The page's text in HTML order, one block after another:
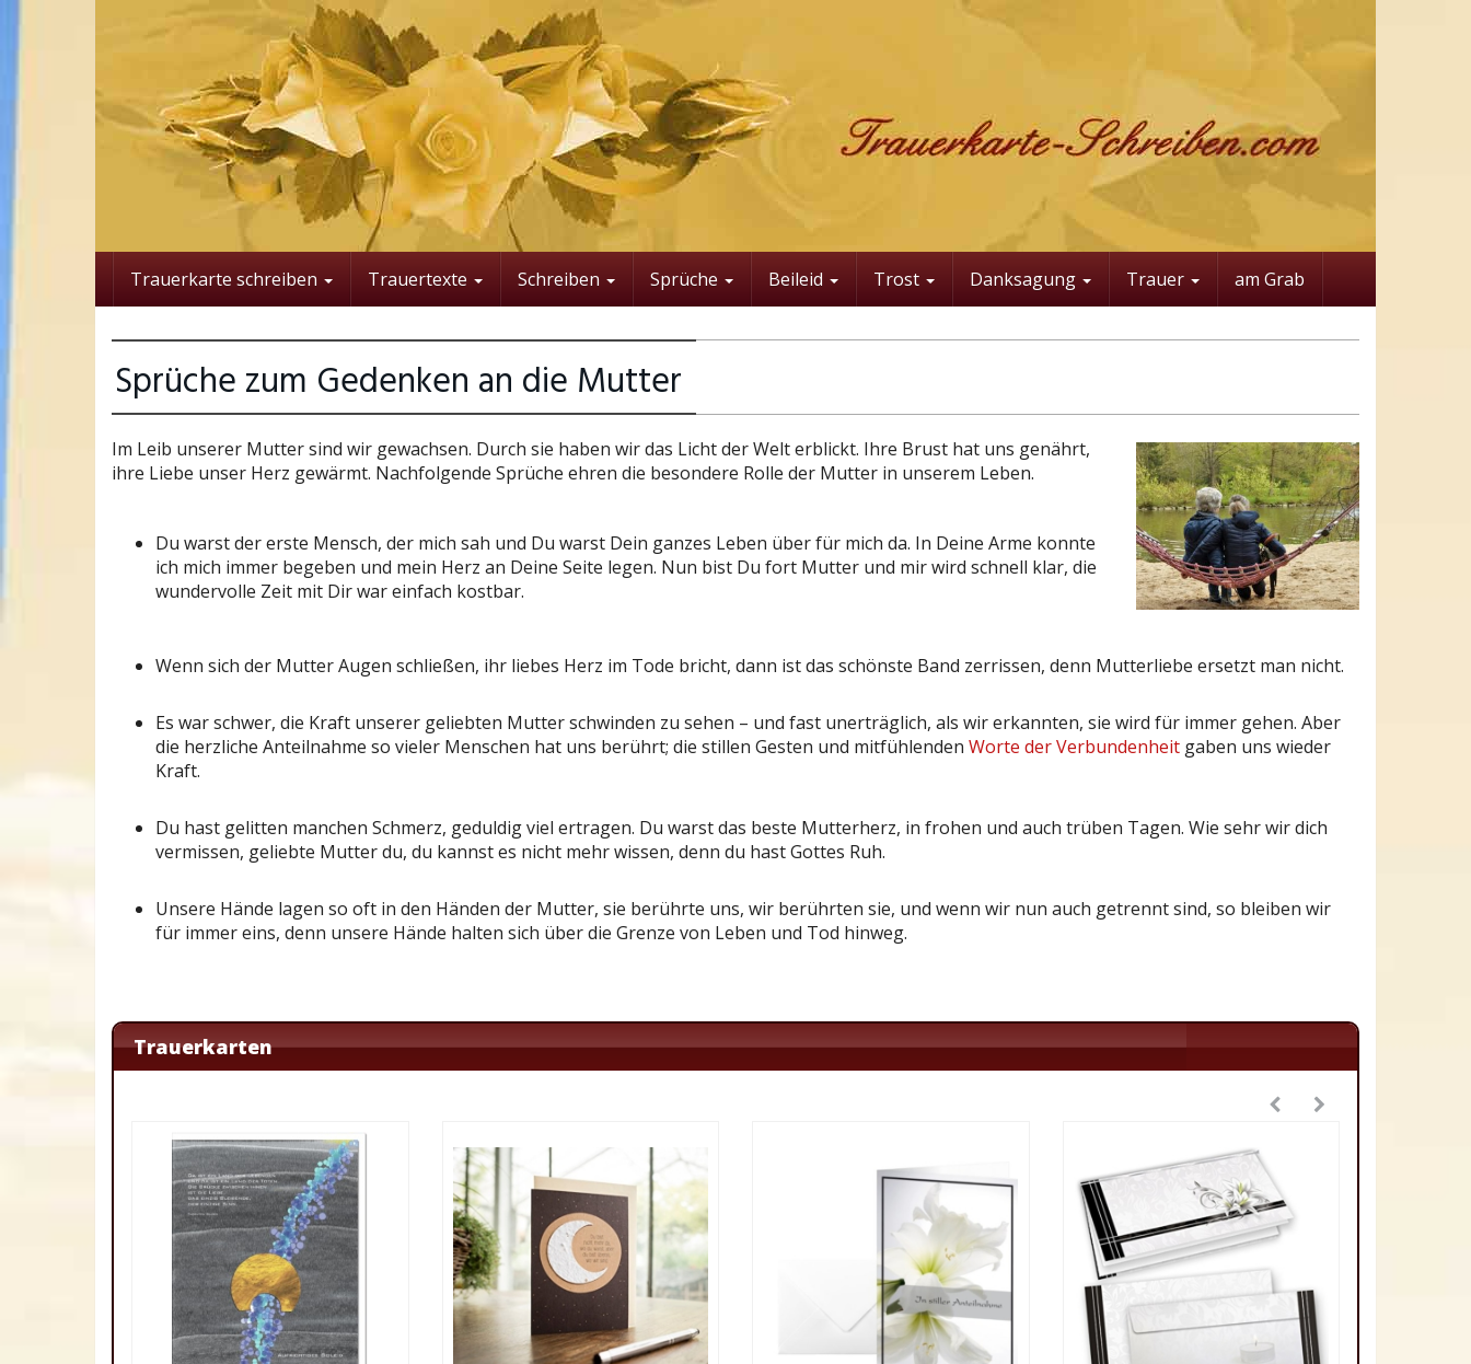
Trauerkarte schreiben Trauertexte Schreiben Sprüche Beileid Trost Danksagung Trauer am Grab
Sprüche zum Gedenken an die Mutter
Im Leib unserer Mutter sind wir gewachsen. Durch sie haben wir das Licht der Welt erblickt. Ihre Brust hat uns genährt,
ihre Liebe unser Herz gewärmt. Nachfolgende Sprüche ehren die besondere Rolle der Mutter in unserem Leben.
Du warst der erste Mensch, der mich sah und Du warst Dein ganzes Leben über für mich da. In Deine Arme konnte
ich mich immer begeben und mein Herz an Deine Seite legen. Nun bist Du fort Mutter und mir wird schnell klar, die
wundervolle Zeit mit Dir war einfach kostbar.
Wenn sich der Mutter Augen schließen, ihr liebes Herz im Tode bricht, dann ist das schönste Band zerrissen, denn Mutterliebe ersetzt man nicht.
Es war schwer, die Kraft unserer geliebten Mutter schwinden zu sehen – und fast unerträglich, als wir erkannten, sie wird für immer gehen. Aber
die herzliche Anteilnahme so vieler Menschen hat uns berührt; die stillen Gesten und mitfühlenden Worte der Verbundenheit gaben uns wieder
Kraft.
Du hast gelitten manchen Schmerz, geduldig viel ertragen. Du warst das beste Mutterherz, in frohen und auch trüben Tagen. Wie sehr wir dich
vermissen, geliebte Mutter du, du kannst es nicht mehr wissen, denn du hast Gottes Ruh.
Unsere Hände lagen so oft in den Händen der Mutter, sie berührte uns, wir berührten sie, und wenn wir nun auch getrennt sind, so bleiben wir
für immer eins, denn unsere Hände halten sich über die Grenze von Leben und Tod hinweg.
Trauerkarten